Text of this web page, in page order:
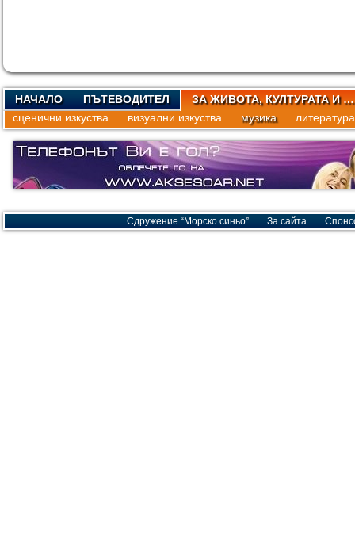
НАЧАЛО ПЪТЕВОДИТЕЛ
ЗА ЖИВОТА, КУЛТУРАТА И …
сценични изкуства
визуални изкуства музика литература
Сдружение “Морско синьо” За сайта